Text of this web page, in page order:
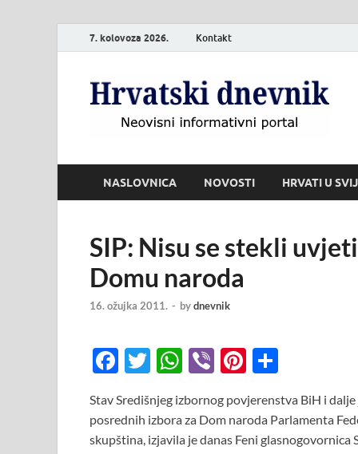
7. kolovoza 2026. Kontakt
NASLOVNICA NOVOSTI HRVATI U
SIP: Nisu se stekli
Domu naroda
16. ožujka 2011. - bydnevnik
F
e
b
T
itt
er
W
at
s
Vi
er
Pi
er
es
ar
e
Stav Središnjeg izbornog povjerenstva BiH i
posrednih izbora za Dom naroda Parlamenta
skupština, izjavila je danas Feni glasnogovornica